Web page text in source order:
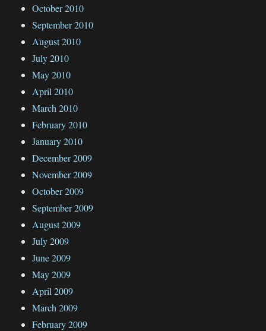
October 2010
September 2010
August 2010
July 2010
May 2010
April 2010
March 2010
February 2010
January 2010
December 2009
November 2009
October 2009
September 2009
August 2009
July 2009
June 2009
May 2009
April 2009
March 2009
February 2009